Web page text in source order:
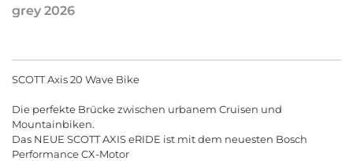
grey 2026
SCOTT Axis 20 Wave Bike
Die perfekte Brücke zwischen urbanem Cruisen und
Mountainbiken.
Das NEUE SCOTT AXIS eRIDE ist mit dem neuesten Bosch
Performance CX-Motor